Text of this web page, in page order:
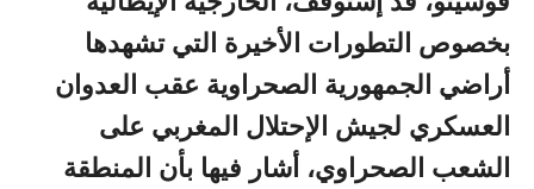
بخصوص التطورات الأخيرة التي تشهدها
أراضي الجمهورية الصحراوية عقب العدوان
العسكري لجيش الإحتلال المغربي على
الشعب الصحراوي، أشار فيها بأن المنطقة